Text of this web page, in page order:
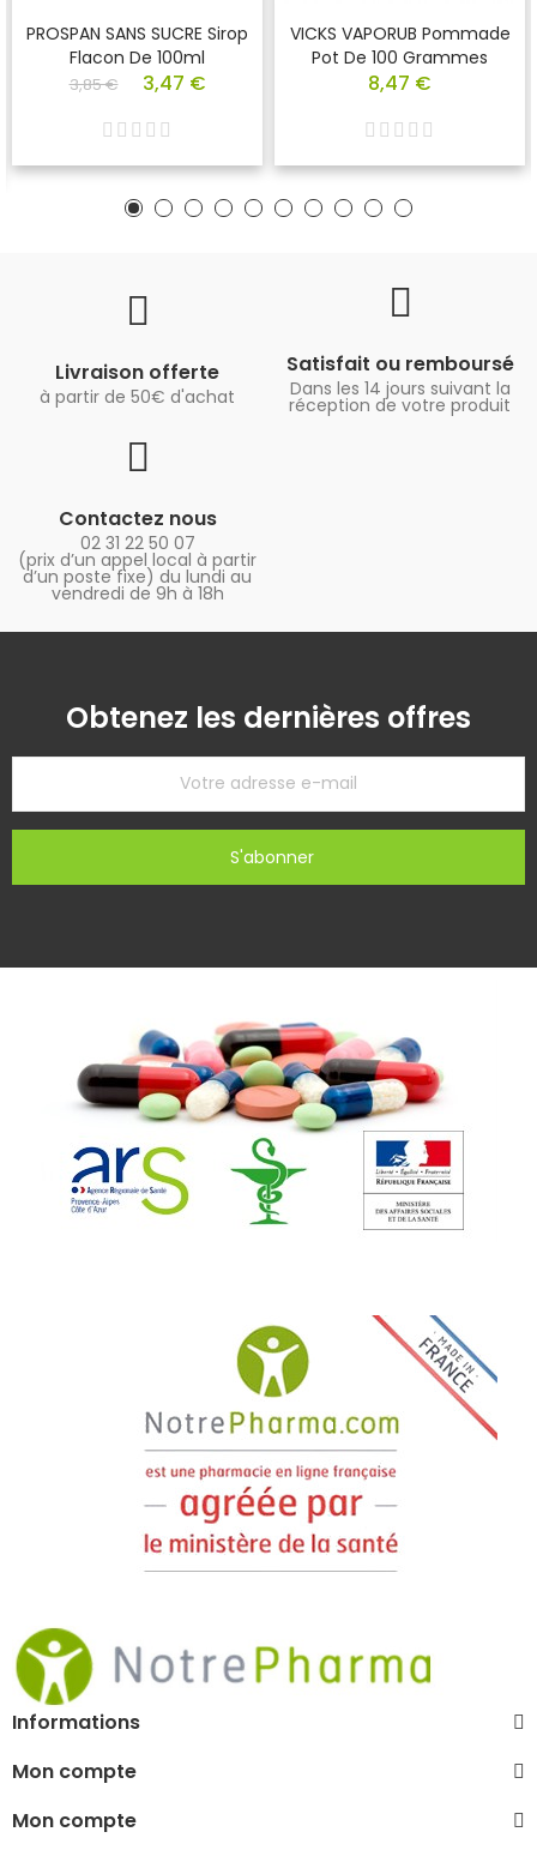
PROSPAN SANS SUCRE Sirop
Flacon De 100ml
3,85 € 3,47 €
VICKS VAPORUB Pommade
Pot De 100 Grammes
8,47 €
Livraison offerte
à partir de 50€ d'achat
Satisfait ou remboursé
Dans les 14 jours suivant la
réception de votre produit
Contactez nous
02 31 22 50 07
(prix d’un appel local à partir
d’un poste fixe) du lundi au
vendredi de 9h à 18h
Obtenez les dernières offres
S'abonner
Informations
Mon compte
Mon compte